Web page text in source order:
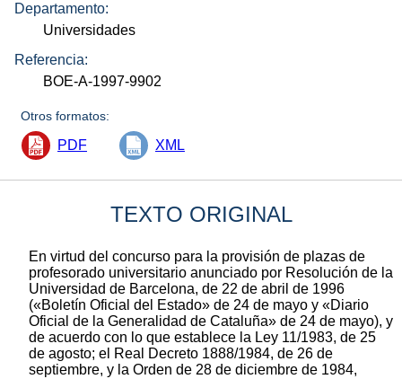
Departamento:
Universidades
Referencia:
BOE-A-1997-9902
Otros formatos:
PDF XML
TEXTO ORIGINAL
En virtud del concurso para la provisión de plazas de
profesorado universitario anunciado por Resolución de la
Universidad de Barcelona, de 22 de abril de 1996
(«Boletín Oficial del Estado» de 24 de mayo y «Diario
Oficial de la Generalidad de Cataluña» de 24 de mayo), y
de acuerdo con lo que establece la Ley 11/1983, de 25
de agosto; el Real Decreto 1888/1984, de 26 de
septiembre, y la Orden de 28 de diciembre de 1984,